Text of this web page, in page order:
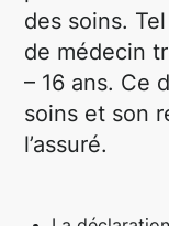
des soins.
de médecin
– 16 ans. Ce
soins et son
l’assuré.